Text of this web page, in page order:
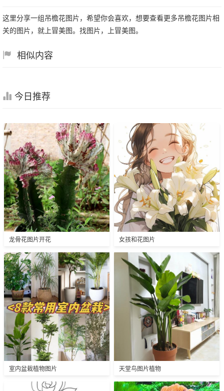
这里分享一组吊檐花图片，希望你会喜欢，想要查看更多吊檐花图片相
关的图片，就上冒美图。找图片，上冒美图。
相似内容
今日推荐
龙骨花图片开花 女孩和花图片
室内盆栽植物图片 天堂鸟图片植物